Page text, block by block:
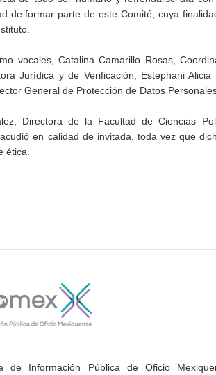
de formar parte de este Comité, cuya
vocales, Catalina Camarillo Rosas,
Jurídica y de Verificación; Estephani
General de Protección de Datos
Directora de la Facultad de Ciencias
en calidad de invitada, toda vez que
ética.
de Información Pública de Oficio